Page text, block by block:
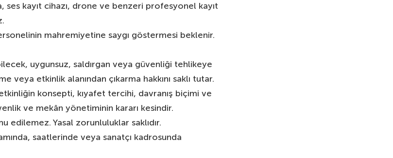
ses kayıt cihazı, drone ve benzeri profesyonel kayıt
mahremiyetine saygı göstermesi beklenir.
uygunsuz, saldırgan veya güvenliği tehlikeye
etkinlik alanından çıkarma hakkını saklı tutar.
konsepti, kıyafet tercihi, davranış biçimi ve
ve mekân yönetiminin kararı kesindir.
edilemez. Yasal zorunluluklar saklıdır.
saatlerinde veya sanatçı kadrosunda